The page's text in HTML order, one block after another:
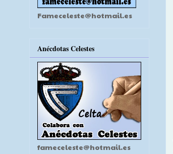
Fameceleste@hotmail.es
Anécdotas Celestes
fameceleste@hotmail.es